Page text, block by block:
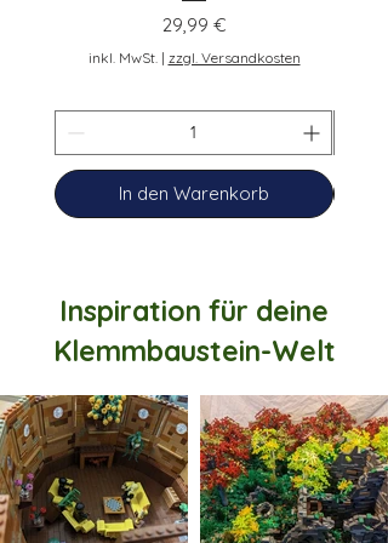
Preis
29,99 €
inkl. MwSt.| zzgl. Versandkosten
In den Warenkorb
Inspiration für deine
Klemmbaustein-Welt